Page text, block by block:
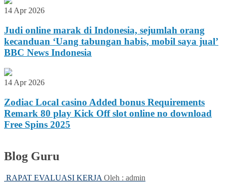
14 Apr 2026
Judi online marak di Indonesia, sejumlah orang
kecanduan ‘Uang tabungan habis, mobil saya jual’
BBC News Indonesia
14 Apr 2026
Zodiac Local casino Added bonus Requirements
Remark 80 play Kick Off slot online no download
Free Spins 2025
Blog Guru
RAPAT EVALUASI KERJA Oleh : admin